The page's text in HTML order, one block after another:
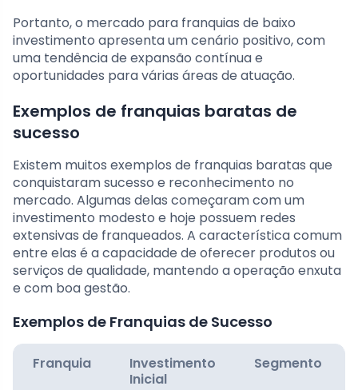
Portanto, o mercado para franquias de baixo
investimento apresenta um cenário positivo, com
uma tendência de expansão contínua e
oportunidades para várias áreas de atuação.
Exemplos de franquias baratas de
sucesso
Existem muitos exemplos de franquias baratas que
conquistaram sucesso e reconhecimento no
mercado. Algumas delas começaram com um
investimento modesto e hoje possuem redes
extensivas de franqueados. A característica comum
entre elas é a capacidade de oferecer produtos ou
serviços de qualidade, mantendo a operação enxuta
e com boa gestão.
Exemplos de Franquias de Sucesso
Franquia
Investimento
Inicial
Segmento